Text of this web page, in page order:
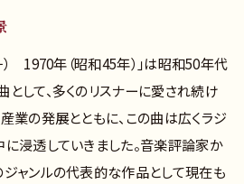
1970年（昭和45年）」は昭和50年代
して、多くのリスナーに愛され続け
業の発展とともに、この曲は広くラジ
に浸透していきました。音楽評論家か
ジャンルの代表的な作品として現在も